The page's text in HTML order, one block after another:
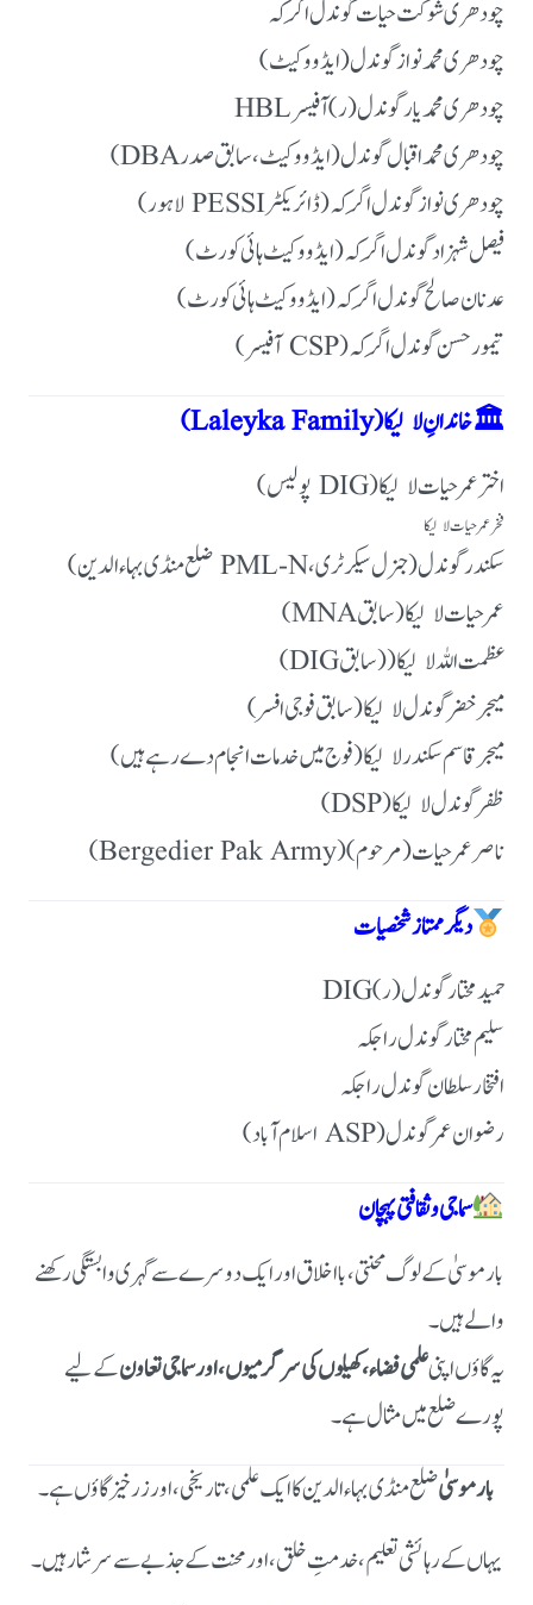
چودھری شوکت حیات گوندل اگَرکہ
چودھری محمد نواز گوندل (ایڈووکیٹ)
چودھری محمد یار گوندل (ر) آفیسر HBL
چودھری محمد اقبال گوندل (ایڈووکیٹ، سابق صدر DBA)
چودھری نواز گوندل اگَرکہ (ڈائریکٹر PESSI لاہور)
فیصل شہزاد گوندل اگَرکہ (ایڈووکیٹ ہائی کورٹ)
عدنان صالح گوندل اگَرکہ (ایڈووکیٹ ہائی کورٹ)
تیمور حسن گوندل اگَرکہ (CSP آفیسر)
🏛 خاندانِ لالیکا (Laleyka Family)
اختر عمر حیات لالیکا (DIG پولیس)
فخر عمر حیات لالیکا
سکندر گوندل (جنرل سیکرٹری، PML-N ضلع منڈی بہاءالدین)
عمر حیات لالیکا (سابق MNA)
عظمت اللہ لالیکا ( (سابق DIG)
میجر خضر گوندل لالیکا (سابق فوجی افسر)
میجر قاسم سکندر لالیکا (فوج میں خدمات انجام دے رہے ہیں)
ظفر گوندل لالیکا (DSP)
ناصر عمر حیات (مرحوم) (Bergedier Pak Army)
دیگر ممتاز شخصیات
حمید مختار گوندل (ر) DIG
سلیم مختار گوندل راجکہ
افتخار سلطان گوندل راجکہ
رضوان عمر گوندل (ASP اسلام آباد)
سماجی و ثقافتی پہچان
بار موسیٰ کے لوگ محنتی، بااخلاق اور ایک دوسرے سے گہری وابستگی رکھنے
والے ہیں۔
یہ گاؤں اپنیعلمی فضاء، کھیلوں کی سرگرمیوں، اور سماجی تعاونکے لیے
پورے ضلع میں مثال ہے۔
بار موسیٰضلع منڈی بہاءالدین کا ایک علمی، تاریخی، اور زرخیز گاؤں ہے۔
یہاں کے رہائشی تعلیم، خدمتِ خلق، اور محنت کے جذبے سے سرشار ہیں۔